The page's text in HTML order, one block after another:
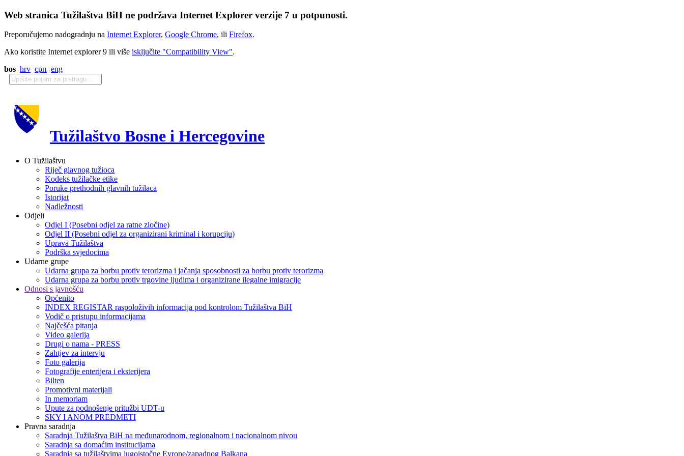
Web stranica Tužilaštva BiH ne podržava Internet Explorer verzije 7 u potpunosti.
Preporučujemo nadogradnju na Internet Explorer, Google Chrome, ili Firefox.
Ako koristite Internet explorer 9 ili više isključite "Compatibility View".
bos hrv срп eng
Tužilaštvo Bosne i Hercegovine
O Tužilaštvu
Riječ glavnog tužioca
Kodeks tužilačke etike
Poruke prethodnih glavnih tužilaca
Istorijat
Nadležnosti
Odjeli
Odjel I (Posebni odjel za ratne zločine)
Odjel II (Posebni odjel za organizirani kriminal i korupciju)
Uprava Tužilaštva
Podrška svjedocima
Udarne grupe
Udarna grupa za borbu protiv terorizma i jačanja sposobnosti za borbu protiv terorizma
Udarna grupa za borbu protiv trgovine ljudima i organizirane ilegalne imigracije
Odnosi s javnošću
Općenito
INDEX REGISTAR raspoloživih informacija pod kontrolom Tužilaštva BiH
Vodič o pristupu informacijama
Najčešća pitanja
Video galerija
Drugi o nama - PRESS
Zahtjev za intervju
Foto galerija
Fotografije enterijera i eksterijera
Bilten
Promotivni materijali
In memoriam
Upute za podnošenje pritužbi UDT-u
SKY I ANOM PREDMETI
Pravna saradnja
Saradnja Tužilaštva BiH na međunarodnom, regionalnom i nacionalnom nivou
Saradnja sa domaćim institucijama
Saradnja sa tužilaštvima jugoistočne Evrope/zapadnog Balkana